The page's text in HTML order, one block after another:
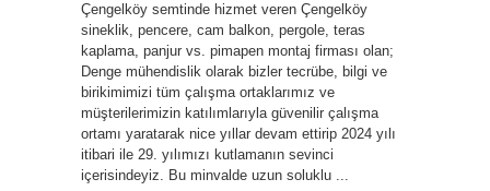
Çengelköy semtinde hizmet veren Çengelköy
sineklik, pencere, cam balkon, pergole, teras
kaplama, panjur vs. pimapen montaj firması olan;
Denge mühendislik olarak bizler tecrübe, bilgi ve
birikimimizi tüm çalışma ortaklarımız ve
müşterilerimizin katılımlarıyla güvenilir çalışma
ortamı yaratarak nice yıllar devam ettirip 2024 yılı
itibari ile 29. yılımızı kutlamanın sevinci
içerisindeyiz. Bu minvalde uzun soluklu ...